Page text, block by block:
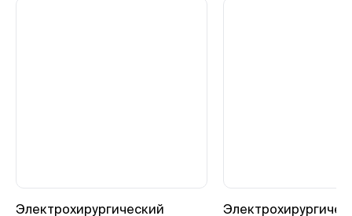
Электрохирургический